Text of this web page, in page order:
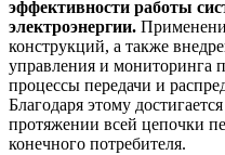
эффективности работы
электроэнергии.
конструкций, а также
управления и мониторинга
процессы передачи и
Благодаря этому
протяжении всей цепочки
конечного потребителя.